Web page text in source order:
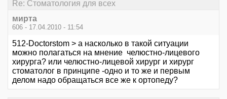
Re: Стоматология для всех
мирта
606 - 17.04.2010 - 11:54
512-Doctorstom > а насколько в такой ситуации
можно полагаться на мнение челюстно-лицевого
хирурга? или челюстно-лицевой хирург и хирург
стоматолог в принципе -одно и то же и первым
делом надо обращаться все же к ортопеду?